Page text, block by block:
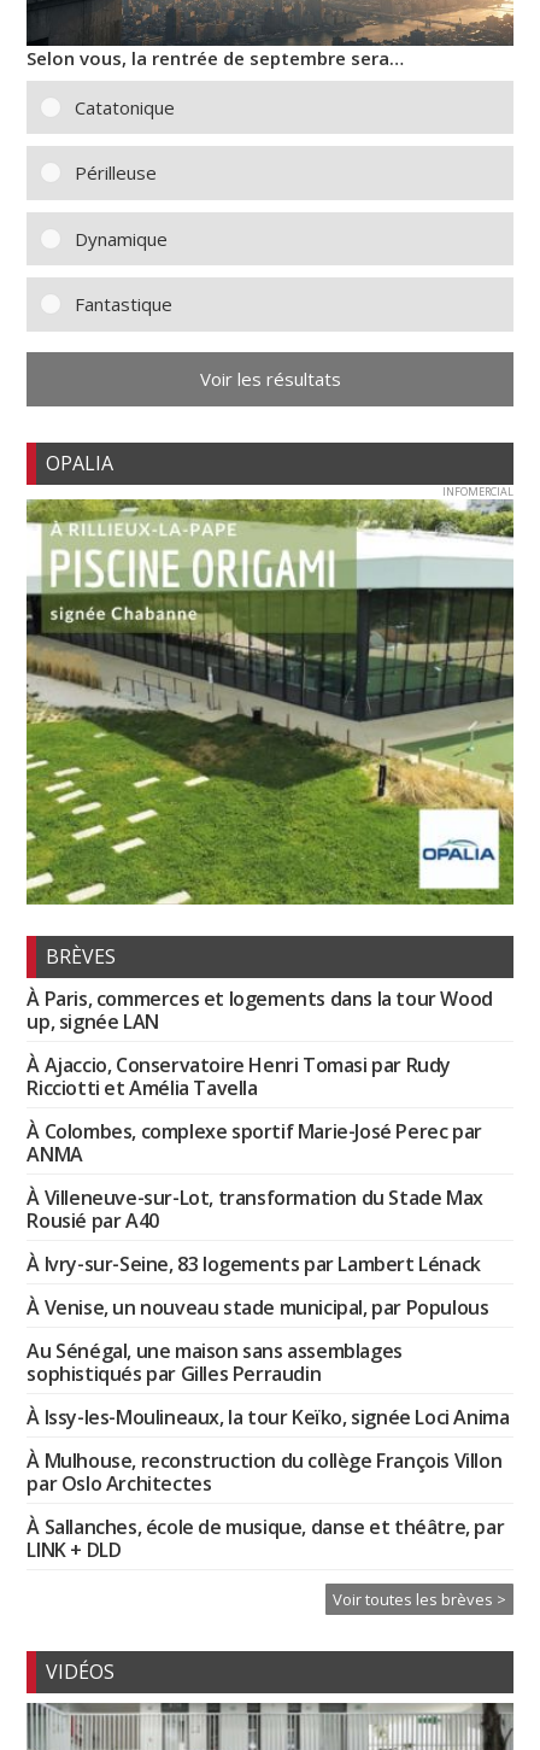
Selon vous, la rentrée de septembre sera…
Catatonique
Périlleuse
Dynamique
Fantastique
Voir les résultats
OPALIA
INFOMERCIAL
BRÈVES
À Paris, commerces et logements dans la tour Wood
up, signée LAN
À Ajaccio, Conservatoire Henri Tomasi par Rudy
Ricciotti et Amélia Tavella
À Colombes, complexe sportif Marie-José Perec par
ANMA
À Villeneuve-sur-Lot, transformation du Stade Max
Rousié par A40
À Ivry-sur-Seine, 83 logements par Lambert Lénack
À Venise, un nouveau stade municipal, par Populous
Au Sénégal, une maison sans assemblages
sophistiqués par Gilles Perraudin
À Issy-les-Moulineaux, la tour Keïko, signée Loci Anima
À Mulhouse, reconstruction du collège François Villon
par Oslo Architectes
À Sallanches, école de musique, danse et théâtre, par
LINK + DLD
Voir toutes les brèves >
VIDÉOS